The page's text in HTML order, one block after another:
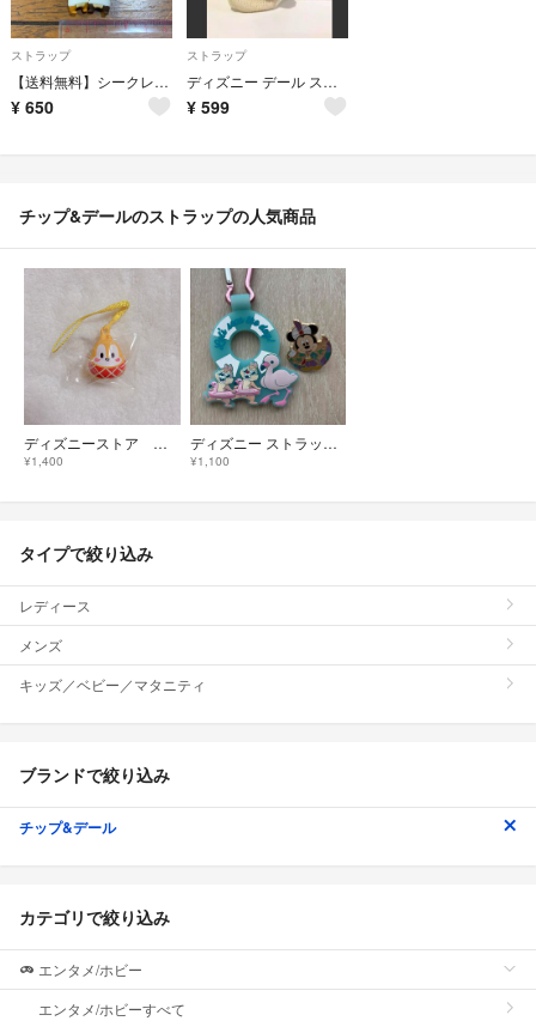
ストラップ
【送料無料】シークレットストラップ チップとデール 2個セット ディズニー
¥ 650
ストラップ
ディズニー デール ストラップ
¥ 599
チップ&デールのストラップの人気商品
ディズニーストア お正月 水琴鈴 チップ
¥1,400
ディズニー ストラップ セット
¥1,100
タイプで絞り込み
レディース
メンズ
キッズ／ベビー／マタニティ
ブランドで絞り込み
チップ&デール
カテゴリで絞り込み
エンタメ/ホビー
エンタメ/ホビーすべて